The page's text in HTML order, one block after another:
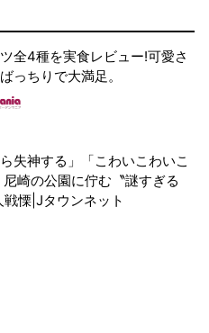
全4種を実食レビュー!可愛さ
っちりで大満足。
ら失神する」「こわいこわいこ
崎の公園に佇む〝謎すぎる
戦慄|Jタウンネット